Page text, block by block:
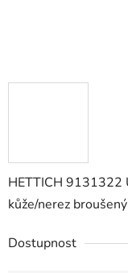
HETTICH 9131322
kůže/nerez broušený
Dostupnost